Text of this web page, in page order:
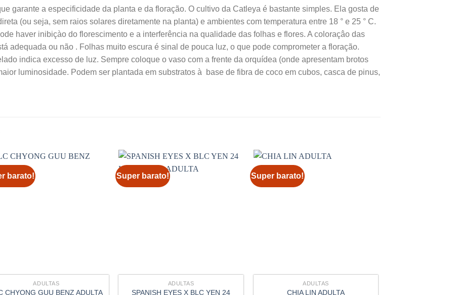
garante a especificidade da planta e da floração. O cultivo da Catleya é bastante simples. Ela gosta de
(ou seja, sem raios solares diretamente na planta) e ambientes com temperatura entre 18 ° e 25 ° C.
haver inibiçào do florescimento e a interferência na qualidade das folhas e flores. A coloraçâo das
adequada ou não . Folhas muito escura é sinal de pouca luz, o que pode comprometer a floração.
indica excesso de luz. Sempre coloque o vaso com a frente da orquídea (onde apresentam brotos
luminosidade. Podem ser plantada em substratos à base de fibra de coco em cubos, casca de pinus,
barato!
ADULTAS
CHYONG GUU BENZ ADULTA
Super barato!
ADULTAS
SPANISH EYES X BLC YEN 24
Super barato!
ADULTAS
CHIA LIN ADULTA